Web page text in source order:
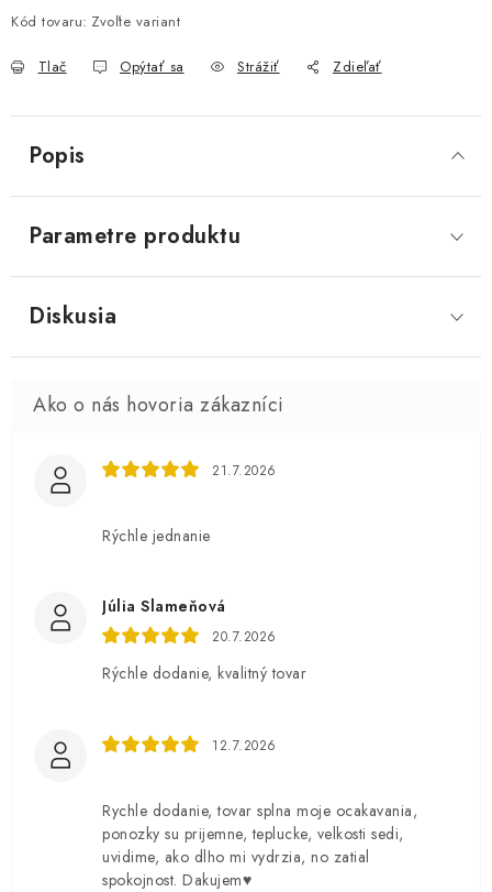
Kód tovaru: Zvoľte variant
Tlač Opýtať sa Strážiť Zdieľať
Popis
Parametre produktu
Diskusia
21.7.2026
Rýchle jednanie
Júlia Slameňová
20.7.2026
Rýchle dodanie, kvalitný tovar
12.7.2026
Rychle dodanie, tovar splna moje ocakavania,
ponozky su prijemne, teplucke, velkosti sedi,
uvidime, ako dlho mi vydrzia, no zatial
spokojnost. Dakujem♥️